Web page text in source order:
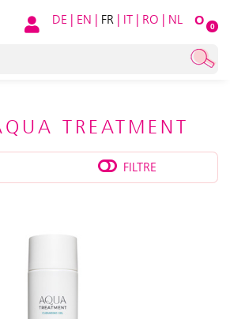
O 0
DE | EN | FR | IT | RO | NL
TREATMENT
FILTRE